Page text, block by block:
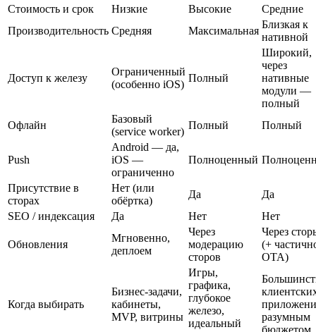
Стоимость и срок
Низкие Высокие
Средние
Производительность Средняя Максимальная
Близкая к
нативной
Доступ к железу
Ограниченный
(особенно iOS)
Полный
Широкий,
через
нативные
модули —
полный
Офлайн
Базовый
(service worker)
Полный Полный
Push
Android — да,
iOS —
ограниченно
Полноценный
Присутствие в
сторах
Нет (или
обёртка)
Да
Да
SEO / индексация
Да Нет Нет
Обновления
Мгновенно,
деплоем
Через
модерацию
сторов
Через
(+
OTA)
Когда выбирать
Бизнес-задачи,
кабинеты,
MVP, витрины
Игры,
графика,
глубокое
железо,
идеальный
разумным
бюджетом